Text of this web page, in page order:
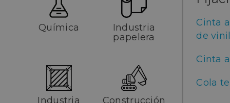
Química
Industria
papelera
Industria
Construcción
Cinta
de
Cinta
Cola